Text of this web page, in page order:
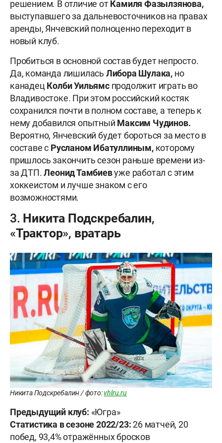
решением. В отличие отКамиля Фазылзянова,
выступавшего за дальневосточников на правах
аренды, Янчевский полноценно переходит в
новый клуб.
Пробиться в основной состав будет непросто.
Да, команда лишилась Либора Шулака, но
канадецКолби Уильямс продолжит играть во
Владивостоке. При этом российский костяк
сохранился почти в полном составе, а теперь к
нему добавился опытный Максим Чудинов.
Вероятно, Янчевский будет бороться за место в
составе с Русланом Ибатуллиным, которому
пришлось закончить сезон раньше времени из-
за ДТП.Леонид Тамбиевуже работал с этим
хоккеистом и лучше знаком с его
возможностями.
3. Никита Подскребалин,
«Трактор», вратарь
Никита Подскребалин / фото:vhlru.ru
Предыдущий клуб: «Югра»
Статистика в сезоне 2022/23:26 матчей, 20
побед, 93,4% отражённых бросков